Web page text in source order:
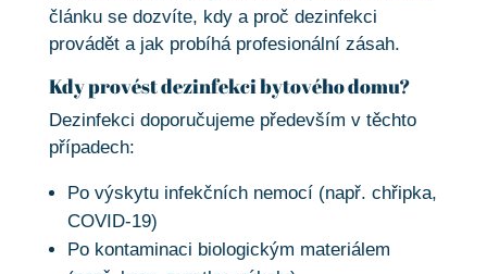
článku se dozvíte, kdy a proč dezinfekci
provádět a jak probíhá profesionální zásah.
Kdy provést dezinfekci bytového domu?
Dezinfekci doporučujeme především v těchto
případech:
Po výskytu infekčních nemocí (např. chřipka,
COVID-19)
Po kontaminaci biologickým materiálem